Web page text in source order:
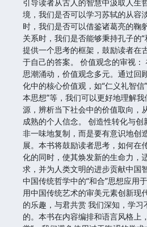
引导读者从古人的智慧中汲取人生
境，我们是否可以学习苏轼的从容
时，我们是否可以借鉴诸葛亮的鞠
关系时，我们是否能够秉持孔子的
提供一个思考的框架，鼓励读者在
于自己的答案。 价值观念的审视：
思潮涌动，价值观念多元。通过回
化中的核心价值观，如“仁义礼智信
本思想”等，我们可以更好地理解
源，辨析当下社会中的价值取向，
成熟的个人信念。 创造性转化与创
非一味地复制，而是要有意识地创
展。本书将鼓励读者思考，如何在
化的同时，使其焕发新的生命力，
求，并为人类文明的进步贡献中国
中国传统哲学中的“和合”思想应用
用中国传统艺术的审美元素创新现
的乐趣，与君共赏 我们深知，学习
的。本书在内容编排和语言风格上